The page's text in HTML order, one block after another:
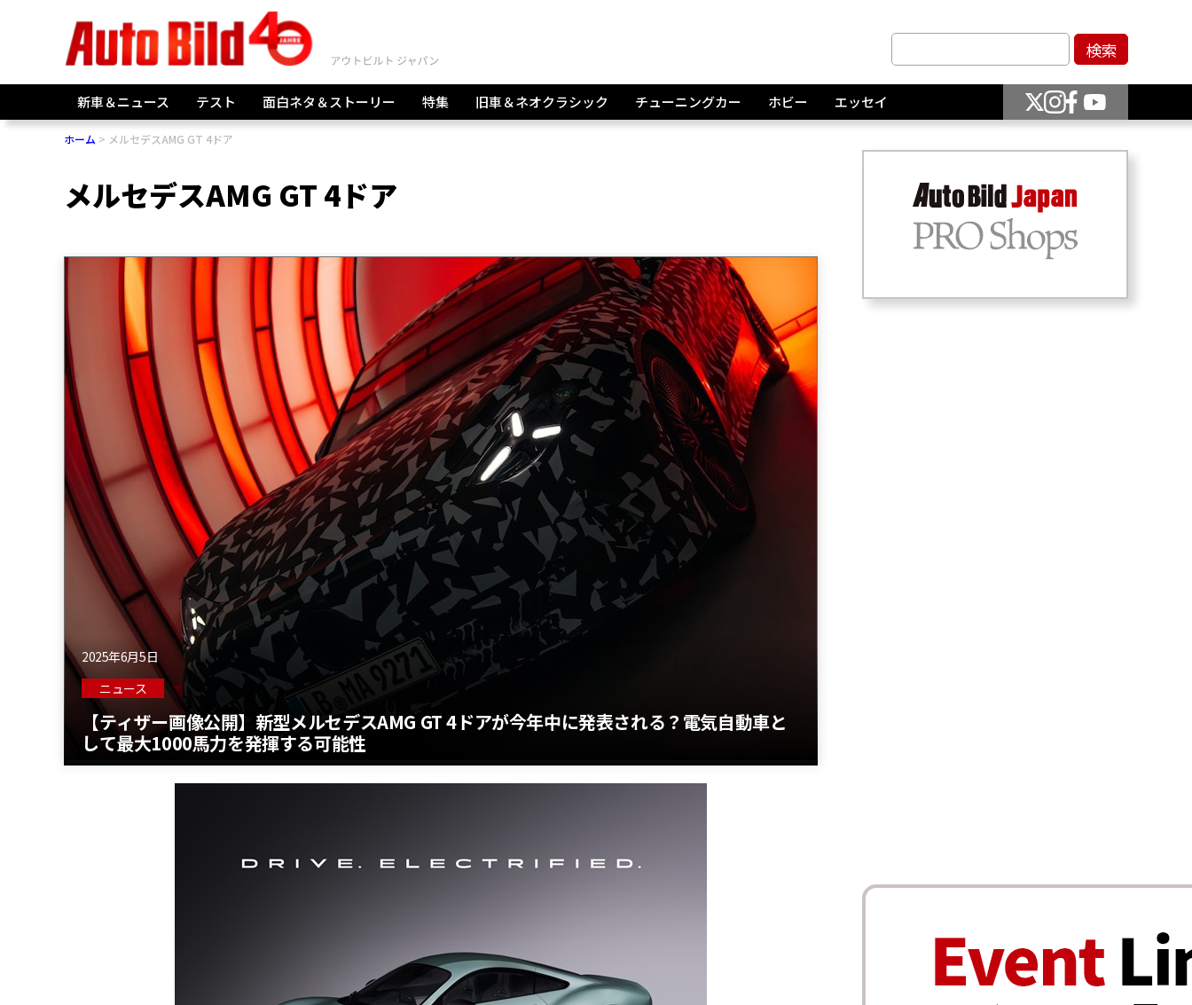
新車＆ニュース テスト 面白ネタ＆ストーリー 特集 旧車＆ネオクラシック チューニングカー ホビー エッセイ
ホーム メルセデスAMG GT 4ドア
メルセデスAMG GT 4ドア
2025年6月5日
ニュース
【ティザー画像公開】新型メルセデスAMG GT 4ドアが今年中に発表される？電気自動車と
して最大1000馬力を発揮する可能性